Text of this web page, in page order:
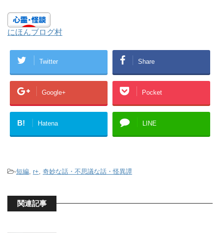
にほんブログ村
Twitter Share
Google+ Pocket
B! Hatena LINE
-短編 r+ 奇妙な話・不思議な話・怪異譚
関連記事